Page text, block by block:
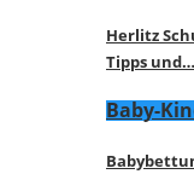
Herlitz
Tipps und…
Baby-